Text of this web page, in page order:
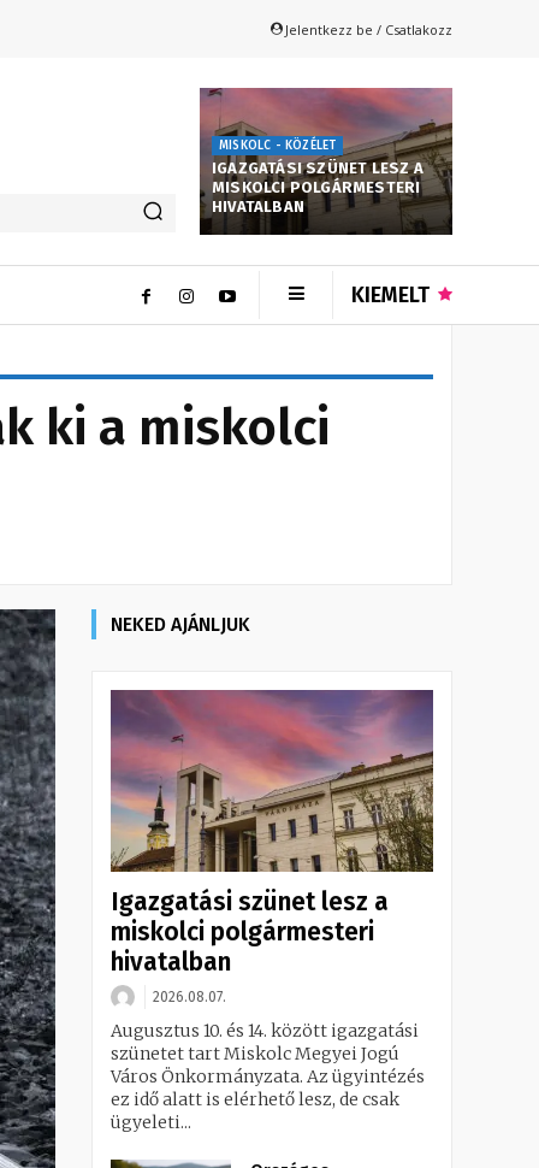
Jelentkezz be / Csatlakozz
MISKOLC - KÖZÉLET
IGAZGATÁSI SZÜNET LESZ A
MISKOLCI POLGÁRMESTERI
HIVATALBAN
KIEMELT
ki a miskolci
NEKED AJÁNLJUK
Igazgatási szünet lesz a
miskolci polgármesteri
hivatalban
2026.08.07.
Augusztus 10. és 14. között igazgatási
szünetet tart Miskolc Megyei Jogú
Város Önkormányzata. Az ügyintézés
ez idő alatt is elérhető lesz, de csak
ügyeleti...